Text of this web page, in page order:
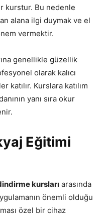
kurstur. Bu nedenle
alana ilgi duymak ve el
vermektir.
genellikle güzellik
olarak kalıcı
katılır. Kurslara katılım
yanı sıra okur
Eğitimi
kursları arasında
önemli olduğu
özel bir cihaz